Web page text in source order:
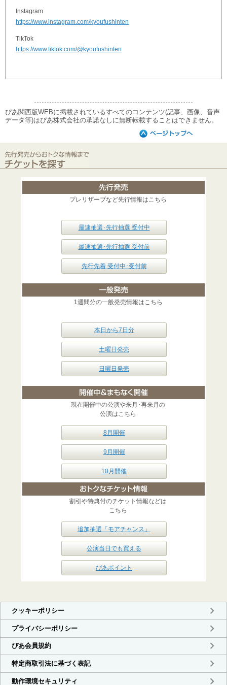
Instagram
https://www.instagram.com/kyoufushinten
TikTok
https://www.tiktok.com/@kyoufushinten
ぴあ関西版WEBに掲載されているすべてのコンテンツ(記事、画像、音声
データ等)はぴあ株式会社の承諾なしに無断転載することはできません。
プレリザーブなど先行情報はこちら
最速抽選･先行抽選 受付中
最速抽選･先行抽選 受付前
先行先着 受付中･受付前
1週間分の一般発売情報はこちら
本日から7日分
土曜日発売
日曜日発売
現在開催中の公演や来月･再来月の
公演はこちら
8月開催
9月開催
10月開催
割引や特典付のチケット情報などは
こちら
追加抽選「モアチャンス」
公演当日でも買える
ぴあポイント